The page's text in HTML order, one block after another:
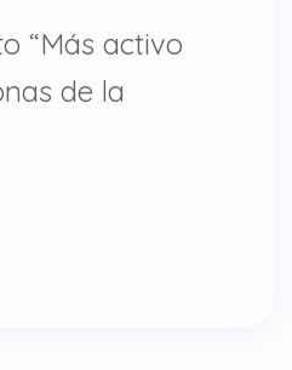
“Más activo
de la